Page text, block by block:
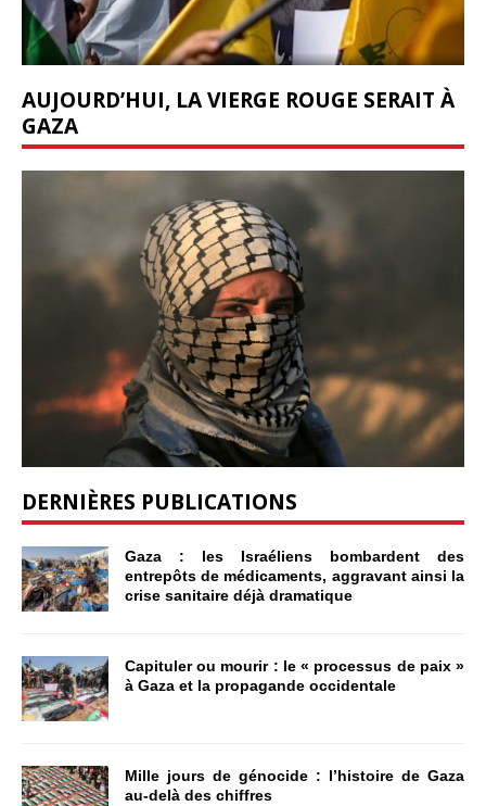
AUJOURD’HUI, LA VIERGE ROUGE SERAIT À
GAZA
DERNIÈRES PUBLICATIONS
Gaza : les Israéliens bombardent des
entrepôts de médicaments, aggravant ainsi la
crise sanitaire déjà dramatique
Capituler ou mourir : le « processus de paix »
à Gaza et la propagande occidentale
Mille jours de génocide : l’histoire de Gaza
au-delà des chiffres